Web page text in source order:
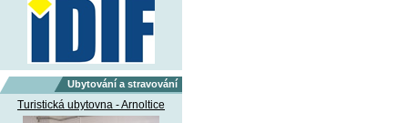
Ubytování a stravování
Turistická ubytovna - Arnoltice